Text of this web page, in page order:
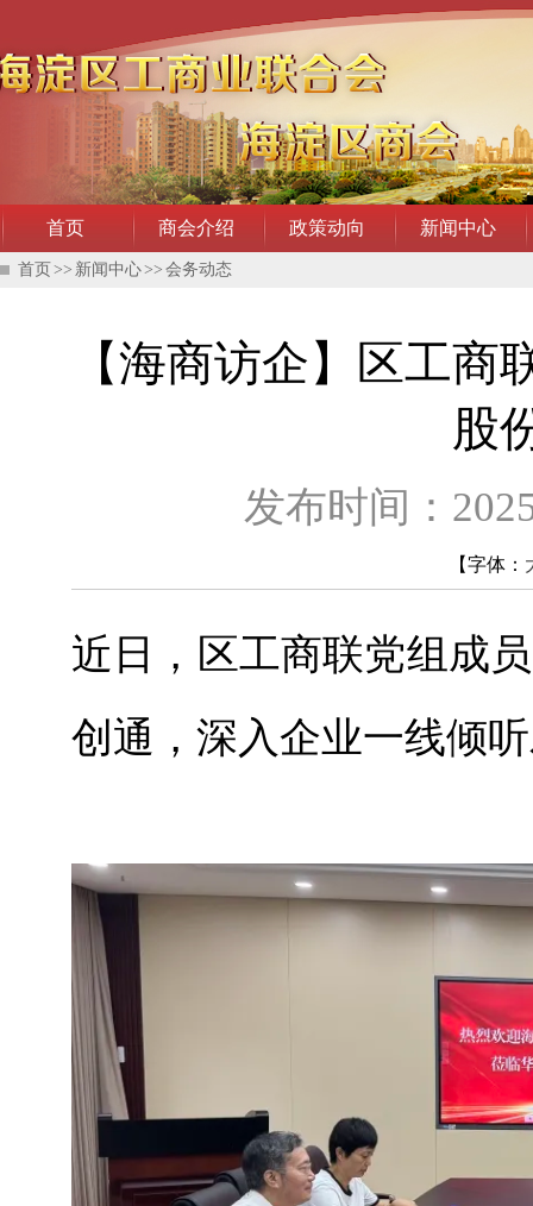
首页 商会介绍 政策动向 新闻中心
首页 >> 新闻中心>> 会务动态
【海商访企】区工
股
发布时间：
【字体：
近日，区工商联党组成
创通，深入企业一线倾